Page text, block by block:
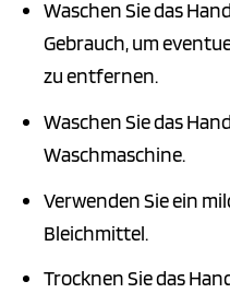
Waschen Sie das
Gebrauch, um
zu entfernen.
Waschen Sie das
Waschmaschine.
Verwenden Sie ein
Bleichmittel.
Trocknen Sie das